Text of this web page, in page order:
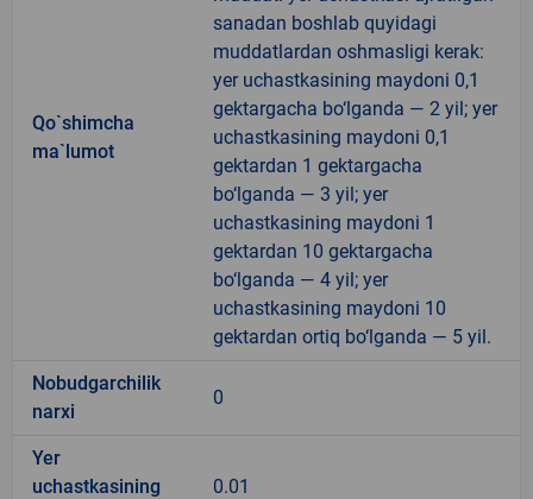
Qo`shimcha
ma`lumot
sanadan boshlab quyidagi
muddatlardan oshmasligi kerak:
yer uchastkasining maydoni 0,1
gektargacha bo‘lganda — 2 yil; yer
uchastkasining maydoni 0,1
gektardan 1 gektargacha
bo‘lganda — 3 yil; yer
uchastkasining maydoni 1
gektardan 10 gektargacha
bo‘lganda — 4 yil; yer
uchastkasining maydoni 10
gektardan ortiq bo‘lganda — 5 yil.
Nobudgarchilik
narxi
0
Yer
uchastkasining
0.01